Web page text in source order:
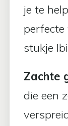
je te
stukje
Zachte
die een